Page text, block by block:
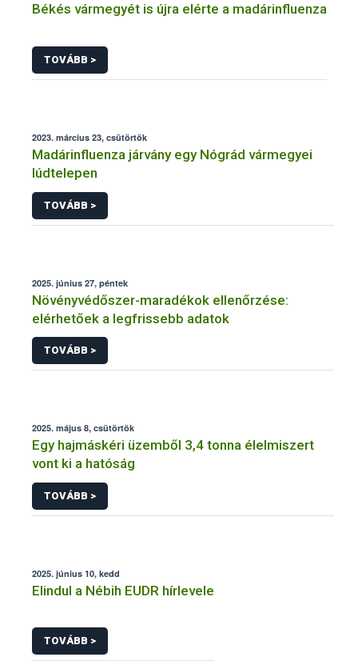
Békés vármegyét is újra elérte a madárinfluenza
TOVÁBB >
2023. március 23, csütörtök
Madárinfluenza járvány egy Nógrád vármegyei
lúdtelepen
TOVÁBB >
2025. június 27, péntek
Növényvédőszer-maradékok ellenőrzése:
elérhetőek a legfrissebb adatok
TOVÁBB >
2025. május 8, csütörtök
Egy hajmáskéri üzemből 3,4 tonna élelmiszert
vont ki a hatóság
TOVÁBB >
2025. június 10, kedd
Elindul a Nébih EUDR hírlevele
TOVÁBB >